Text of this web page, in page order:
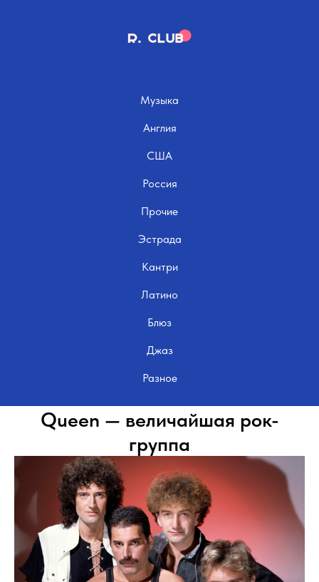
Музыка
Англия
США
Россия
Прочие
Эстрада
Кантри
Латино
Блюз
Джаз
Разное
Queen — величайшая рок-
группа